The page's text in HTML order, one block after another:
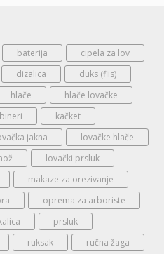
baterija
cipela za lov
dizalica
duks (flis)
hlače
hlače lovačke
kačket
jakna
lovačke hlače
lovački prsluk
makaze za orezivanje
oprema za arboriste
prsluk
ruksak
ručna žaga